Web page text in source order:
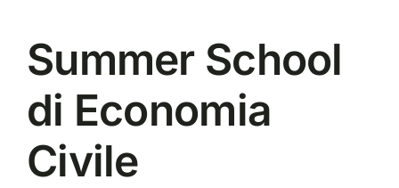
Servizi e Soluzioni
Settori
Storie di successo
Summer School
di Economia
Civile